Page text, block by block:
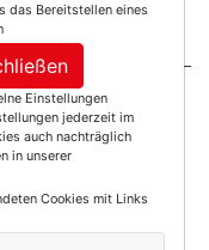
Girls.
dem
das Bereitstellen eines
Einstellungen
jederzeit im
auch nachträglich
in unserer
Cookies mit Links